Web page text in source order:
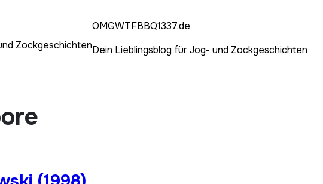
Zockgeschichten
OMGWTFBBQ1337.de
Dein Lieblingsblog für Jog- und Zockgeschichten